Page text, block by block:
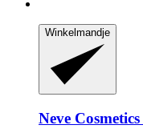
Winkelmandje
Neve Cosmetics